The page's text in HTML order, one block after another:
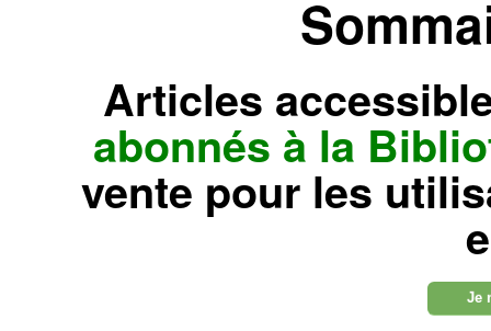
Articles
abonnés à la
vente pour les
Je